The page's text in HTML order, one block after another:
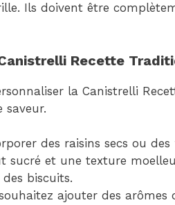
Ils doivent être
Recette
la Canistrelli
saveur.
des raisins secs ou des
sucré et une texture
biscuits.
ajouter des arômes